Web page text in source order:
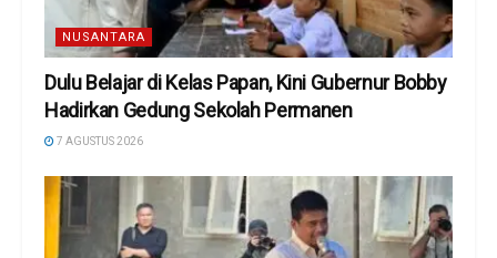
NUSANTARA
Dulu Belajar di Kelas Papan, Kini Gubernur Bobby
Hadirkan Gedung Sekolah Permanen
7 AGUSTUS 2026